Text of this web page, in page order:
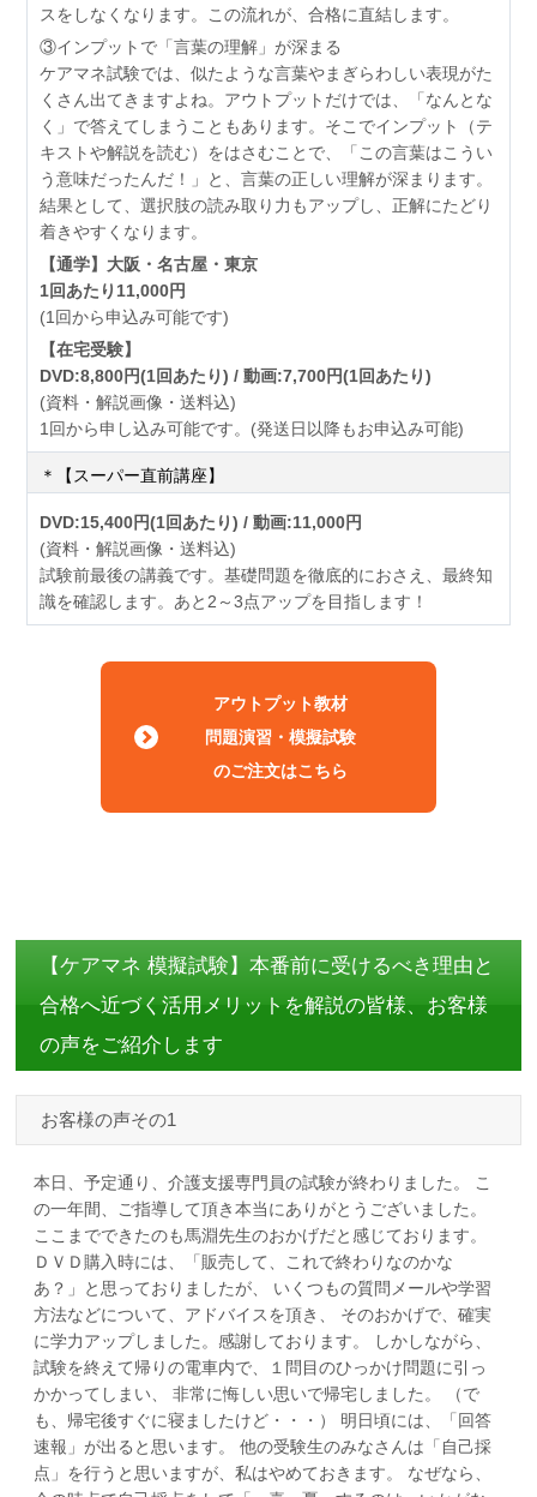
スをしなくなります。この流れが、合格に直結します。
③インプットで「言葉の理解」が深まる
ケアマネ試験では、似たような言葉やまぎらわしい表現がた
くさん出てきますよね。アウトプットだけでは、「なんとな
く」で答えてしまうこともあります。そこでインプット（テ
キストや解説を読む）をはさむことで、「この言葉はこうい
う意味だったんだ！」と、言葉の正しい理解が深まります。
結果として、選択肢の読み取り力もアップし、正解にたどり
着きやすくなります。
【通学】大阪・名古屋・東京
1回あたり11,000円
(1回から申込み可能です)
【在宅受験】
DVD:8,800円(1回あたり) / 動画:7,700円(1回あたり)
(資料・解説画像・送料込)
1回から申し込み可能です。(発送日以降もお申込み可能)
＊【スーパー直前講座】
DVD:15,400円(1回あたり) / 動画:11,000円
(資料・解説画像・送料込)
試験前最後の講義です。基礎問題を徹底的におさえ、最終知
識を確認します。あと2～3点アップを目指します！
アウトプット教材
問題演習・模擬試験
のご注文はこちら
【ケアマネ 模擬試験】本番前に受けるべき理由と
合格へ近づく活用メリットを解説の皆様、お客様
の声をご紹介します
お客様の声その1
本日、予定通り、介護支援専門員の試験が終わりました。 こ
の一年間、ご指導して頂き本当にありがとうございました。
ここまでできたのも馬淵先生のおかげだと感じております。
ＤＶＤ購入時には、「販売して、これで終わりなのかな
あ？」と思っておりましたが、 いくつもの質問メールや学習
方法などについて、アドバイスを頂き、 そのおかげで、確実
に学力アップしました。感謝しております。 しかしながら、
試験を終えて帰りの電車内で、１問目のひっかけ問題に引っ
かかってしまい、 非常に悔しい思いで帰宅しました。 （で
も、帰宅後すぐに寝ましたけど・・・） 明日頃には、「回答
速報」が出ると思います。 他の受験生のみなさんは「自己採
点」を行うと思いますが、私はやめておきます。 なぜなら、